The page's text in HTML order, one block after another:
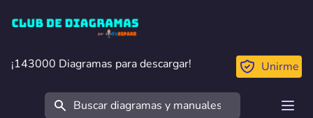
Club de Diagramas
¡143000 Diagramas para descargar!
¡143000 Diagramas para descargar! Unirme
Buscar